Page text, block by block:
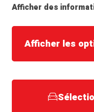
Afficher des
Afficher les